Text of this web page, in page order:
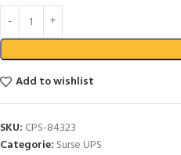
Add to wishlist
SKU: CPS-84323
Categorie: Surse UPS